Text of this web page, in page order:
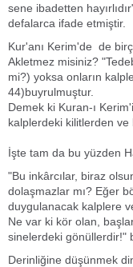
sene ibadetten
defalarca ifade etmiştir.
Kur'anı Kerim'de de
Akletmez misiniz?
mi?) yoksa onların
44)buyrulmuştur.
Demek ki Kuran-ı
kalplerdeki kilitlerden ve
İşte tam da bu yüzden
"Bu inkârcılar, biraz
dolaşmazlar mı? Eğer
duygulanacak kalplere
Ne var ki kör olan,
sinelerdeki gönüllerdir!"
Derinliğine düşünmek